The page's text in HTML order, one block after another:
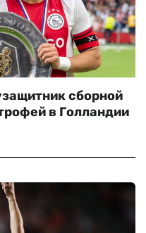
сборной
в Голландии